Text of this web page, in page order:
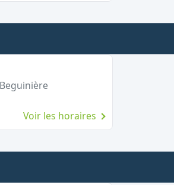
Voir les horaires